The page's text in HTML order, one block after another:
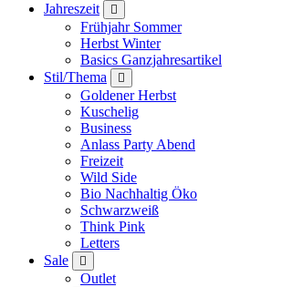
Jahreszeit
Frühjahr Sommer
Herbst Winter
Basics Ganzjahresartikel
Stil/Thema
Goldener Herbst
Kuschelig
Business
Anlass Party Abend
Freizeit
Wild Side
Bio Nachhaltig Öko
Schwarzweiß
Think Pink
Letters
Sale
Outlet